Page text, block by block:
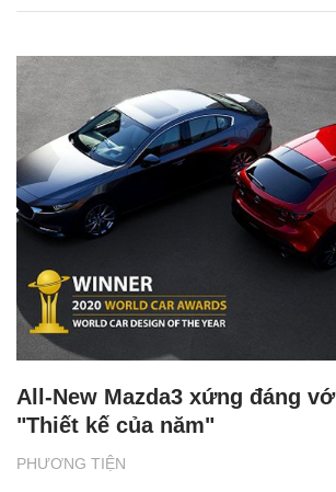
PHƯƠNG TIỆN
All-New Mazda3 xứng đáng
"Thiết kế của năm"